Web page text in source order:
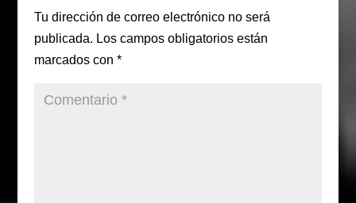
Tu dirección de correo electrónico no será
publicada. Los campos obligatorios están
marcados con *